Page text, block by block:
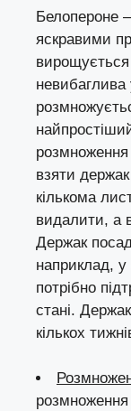
Белопероне
яскравими
невибаглива
взяти
кількома
видалити, а
Держак
наприклад, у
потрібно
стані.
кількох